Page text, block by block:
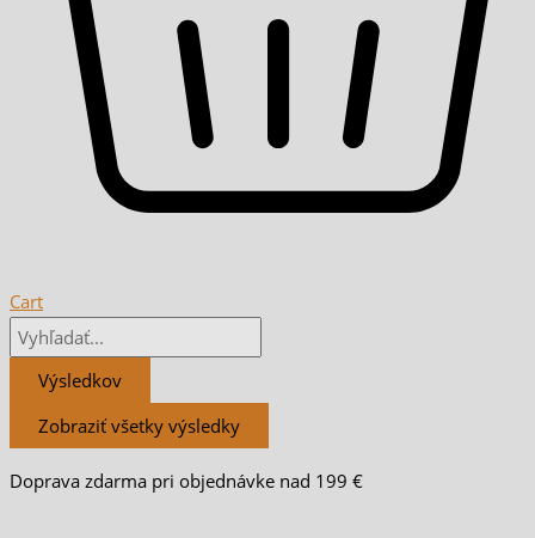
Cart
Výsledkov
Zobraziť všetky výsledky
Doprava zdarma pri objednávke nad 199 €